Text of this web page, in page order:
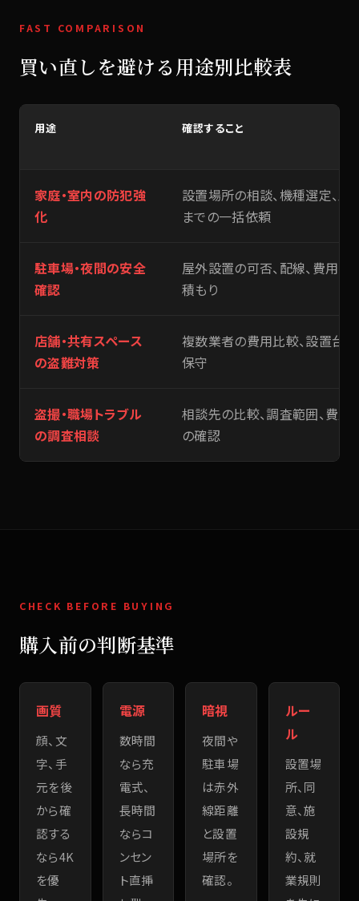
FAST COMPARISON
買い直しを避ける用途別比較表
用途 確認すること
家庭・室内の防犯強
化
設置場所の相談、機種選定、工
までの一括依頼
駐車場・夜間の安全
確認
屋外設置の可否、配線、費用の
積もり
店舗・共有スペース
の盗難対策
複数業者の費用比較、設置台数
保守
盗撮・職場トラブル
の調査相談
相談先の比較、調査範囲、費用
の確認
CHECK BEFORE BUYING
購入前の判断基準
画質
顔、文
字、手
元を後
から確
認する
なら4K
を優
電源
数時間
なら充
電式、
長時間
ならコ
ンセン
ト直挿
暗視
夜間や
駐車場
は赤外
線距離
と設置
場所を
確認。
ルー
ル
設置場
所、同
意、施
設規
約、就
業規則